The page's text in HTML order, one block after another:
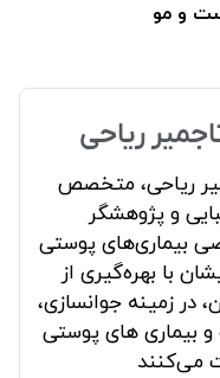
و مو
ریاحی
ریاحی، متخصص
و پژوهشگر
بیماری‌های پوستی
با بهره‌گیری از
در زمینه جوانسازی،
بیماری های پوستی
می‌کنند